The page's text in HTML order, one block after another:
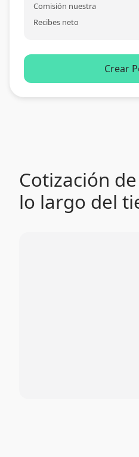
Comisión nuestra
Recibes neto
Crear
Cotización de
lo largo del